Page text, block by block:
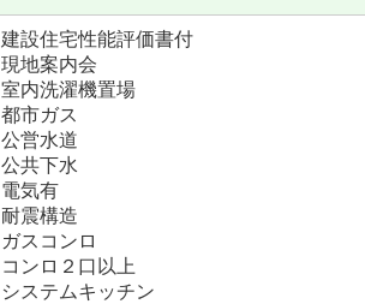
建設住宅性能評価書付
現地案内会
室内洗濯機置場
都市ガス
公営水道
公共下水
電気有
耐震構造
ガスコンロ
コンロ２口以上
システムキッチン